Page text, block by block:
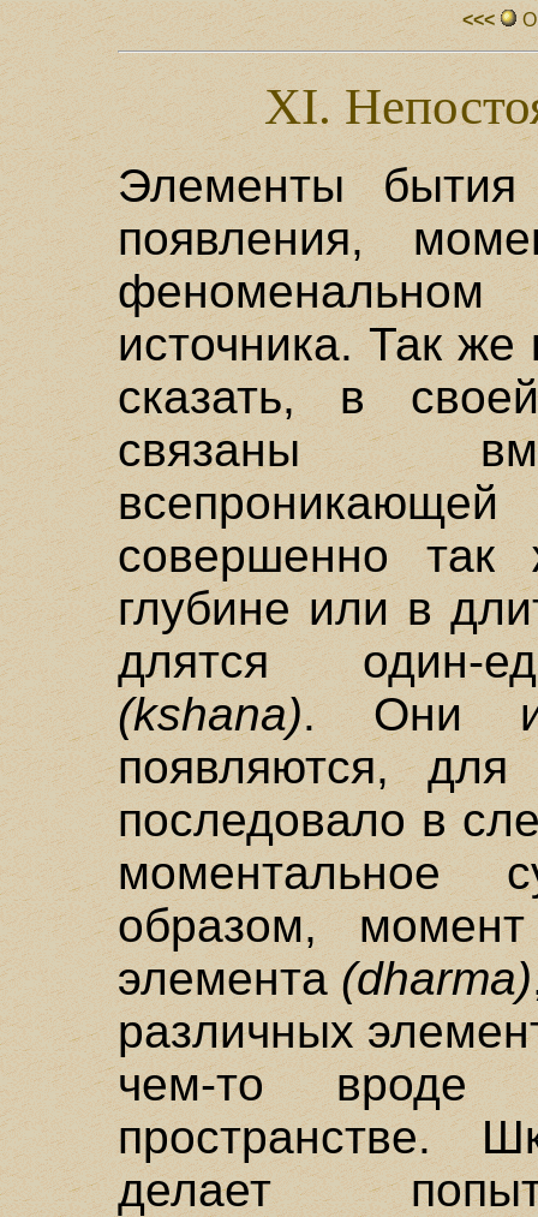
<<<
XI.
Элементы
появления,
источника. Так
сказать, в
связаны
совершенно
глубине или в
длятся один-
(kshana). Они
появляются,
последовало в
моментальное
образом,
элемента (dharma)
различных
чем-то вроде
пространстве.
делает